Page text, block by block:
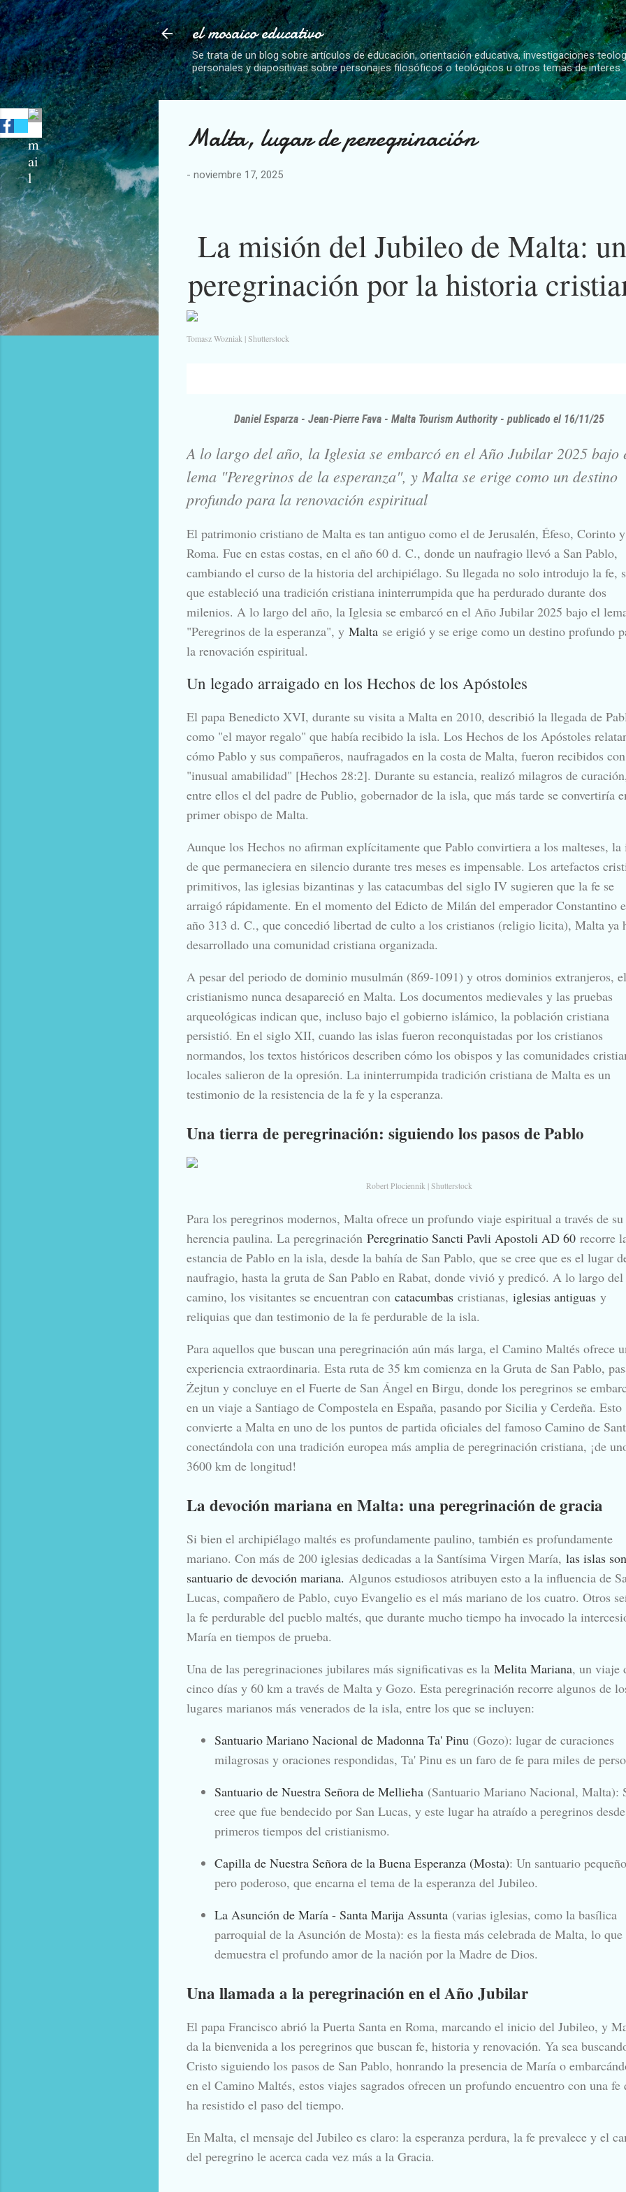
Ir al contenido principal
el mosaico educativo
Se trata de un blog sobre artículos de educación, orientación educativa, investigaciones
personales y diapositivas sobre personajes filosóficos o teológicos u otros temas de interes
Malta, lugar de peregrinación
- noviembre 17, 2025
La misión del Jubileo de Malta:
peregrinación por la historia
Tomasz Wozniak | Shutterstock
Daniel Esparza - Jean-Pierre Fava - Malta Tourism Authority - publicado el 16/11/25
A lo largo del año, la Iglesia se embarcó en el Año Jubilar 2025 bajo
lema "Peregrinos de la esperanza", y Malta se erige como un destino
profundo para la renovación espiritual
El patrimonio cristiano de Malta es tan antiguo como el de Jerusalén, Éfeso, Corinto y
Roma. Fue en estas costas, en el año 60 d. C., donde un naufragio llevó a San Pablo,
cambiando el curso de la historia del archipiélago. Su llegada no solo introdujo la fe,
que estableció una tradición cristiana ininterrumpida que ha perdurado durante dos
milenios. A lo largo del año, la Iglesia se embarcó en el Año Jubilar 2025 bajo el
"Peregrinos de la esperanza", y Malta se erigió y se erige como un destino profundo
la renovación espiritual.
Un legado arraigado en los Hechos de los Apóstoles
El papa Benedicto XVI, durante su visita a Malta en 2010, describió la llegada de
como "el mayor regalo" que había recibido la isla. Los Hechos de los Apóstoles
cómo Pablo y sus compañeros, naufragados en la costa de Malta, fueron recibidos con
"inusual amabilidad" [Hechos 28:2]. Durante su estancia, realizó milagros de curación,
entre ellos el del padre de Publio, gobernador de la isla, que más tarde se convertiría
primer obispo de Malta.
Aunque los Hechos no afirman explícitamente que Pablo convirtiera a los malteses, la
de que permaneciera en silencio durante tres meses es impensable. Los artefactos
primitivos, las iglesias bizantinas y las catacumbas del siglo IV sugieren que la fe se
arraigó rápidamente. En el momento del Edicto de Milán del emperador Constantino
año 313 d. C., que concedió libertad de culto a los cristianos (religio licita), Malta ya
desarrollado una comunidad cristiana organizada.
A pesar del periodo de dominio musulmán (869-1091) y otros dominios extranjeros, el
cristianismo nunca desapareció en Malta. Los documentos medievales y las pruebas
arqueológicas indican que, incluso bajo el gobierno islámico, la población cristiana
persistió. En el siglo XII, cuando las islas fueron reconquistadas por los cristianos
normandos, los textos históricos describen cómo los obispos y las comunidades
locales salieron de la opresión. La ininterrumpida tradición cristiana de Malta es un
testimonio de la resistencia de la fe y la esperanza.
Una tierra de peregrinación: siguiendo los pasos de Pablo
Robert Plociennik | Shutterstock
Para los peregrinos modernos, Malta ofrece un profundo viaje espiritual a través de su
herencia paulina. La peregrinación Peregrinatio Sancti Pavli Apostoli AD 60 recorre
estancia de Pablo en la isla, desde la bahía de San Pablo, que se cree que es el lugar
naufragio, hasta la gruta de San Pablo en Rabat, donde vivió y predicó. A lo largo del
camino, los visitantes se encuentran con catacumbas cristianas, iglesias antiguas y
reliquias que dan testimonio de la fe perdurable de la isla.
Para aquellos que buscan una peregrinación aún más larga, el Camino Maltés ofrece
experiencia extraordinaria. Esta ruta de 35 km comienza en la Gruta de San Pablo,
Żejtun y concluye en el Fuerte de San Ángel en Birgu, donde los peregrinos se
en un viaje a Santiago de Compostela en España, pasando por Sicilia y Cerdeña. Esto
convierte a Malta en uno de los puntos de partida oficiales del famoso Camino de
conectándola con una tradición europea más amplia de peregrinación cristiana, ¡de
3600 km de longitud!
La devoción mariana en Malta: una peregrinación de gracia
Si bien el archipiélago maltés es profundamente paulino, también es profundamente
mariano. Con más de 200 iglesias dedicadas a la Santísima Virgen María, las islas
santuario de devoción mariana. Algunos estudiosos atribuyen esto a la influencia de
Lucas, compañero de Pablo, cuyo Evangelio es el más mariano de los cuatro. Otros
la fe perdurable del pueblo maltés, que durante mucho tiempo ha invocado la
María en tiempos de prueba.
Una de las peregrinaciones jubilares más significativas es la Melita Mariana, un viaje
cinco días y 60 km a través de Malta y Gozo. Esta peregrinación recorre algunos de
lugares marianos más venerados de la isla, entre los que se incluyen:
Santuario Mariano Nacional de Madonna Ta' Pinu (Gozo): lugar de curaciones
milagrosas y oraciones respondidas, Ta' Pinu es un faro de fe para miles de
Santuario de Nuestra Señora de Mellieħa (Santuario Mariano Nacional, Malta):
cree que fue bendecido por San Lucas, y este lugar ha atraído a peregrinos
primeros tiempos del cristianismo.
Capilla de Nuestra Señora de la Buena Esperanza (Mosta): Un santuario pequeño
pero poderoso, que encarna el tema de la esperanza del Jubileo.
La Asunción de María - Santa Marija Assunta (varias iglesias, como la basílica
parroquial de la Asunción de Mosta): es la fiesta más celebrada de Malta, lo que
demuestra el profundo amor de la nación por la Madre de Dios.
Una llamada a la peregrinación en el Año Jubilar
El papa Francisco abrió la Puerta Santa en Roma, marcando el inicio del Jubileo, y
da la bienvenida a los peregrinos que buscan fe, historia y renovación. Ya sea
Cristo siguiendo los pasos de San Pablo, honrando la presencia de María o
en el Camino Maltés, estos viajes sagrados ofrecen un profundo encuentro con una fe
ha resistido el paso del tiempo.
En Malta, el mensaje del Jubileo es claro: la esperanza perdura, la fe prevalece y el
del peregrino le acerca cada vez más a la Gracia.